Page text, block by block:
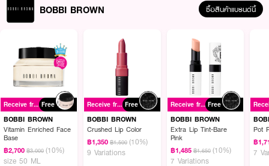
BOBBI BROWN ซื้อสินค้าแบรนด์นี้
Receive free gift Free
BOBBI BROWN
Vitamin Enriched Face
Base
฿2,700 ฿3,000 (10%)
size 50 ML
Receive free gift Free
BOBBI BROWN
Crushed Lip Color
฿1,350 ฿1,500 (10%)
9 Variations
Receive free gift Free
BOBBI BROWN
Extra Lip Tint-Bare
Pink
฿1,485 ฿1,650 (10%)
7 Variations
Pot
฿
7